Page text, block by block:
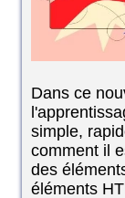
Dans ce
simple,
comment il
des
éléments